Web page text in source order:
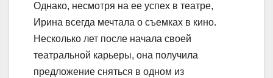
Однако, несмотря на ее успех в театре,
Ирина всегда мечтала о съемках в кино.
Несколько лет после начала своей
театральной карьеры, она получила
предложение сняться в одном из